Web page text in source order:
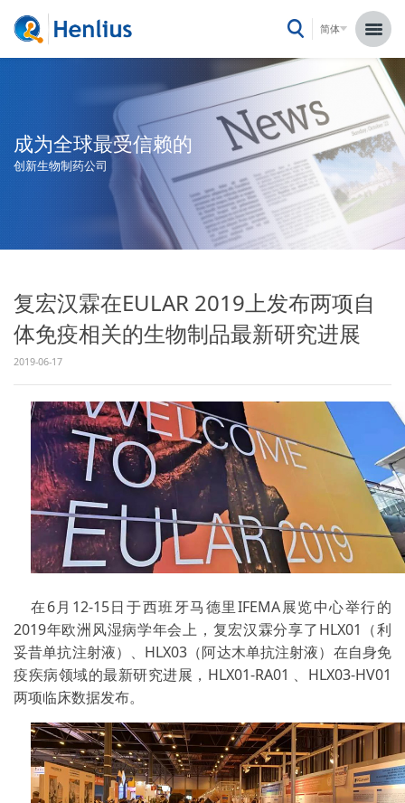
简体
成为全球最受信赖的
创新生物制药公司
复宏汉霖在EULAR 2019上发布两项自
体免疫相关的生物制品最新研究进展
2019-06-17
在6月12-15日于西班牙马德里IFEMA展览中心举行的
2019年欧洲风湿病学年会上，复宏汉霖分享了HLX01（利
妥昔单抗注射液）、HLX03（阿达木单抗注射液）在自身免
疫疾病领域的最新研究进展，HLX01-RA01 、HLX03-HV01
两项临床数据发布。